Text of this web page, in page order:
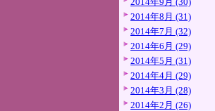
2014年8月 (31)
2014年7月 (32)
2014年6月 (29)
2014年5月 (31)
2014年4月 (29)
2014年3月 (28)
2014年2月 (26)